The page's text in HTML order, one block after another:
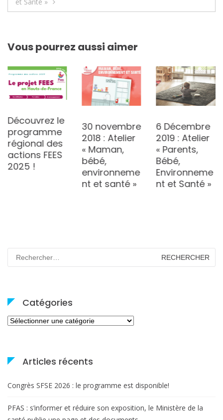
l’article
Vous pourrez aussi aimer
Découvrez le
programme
régional des
actions FEES
2025 !
30 novembre
2018 : Atelier
« Maman,
bébé,
environneme
nt et santé »
6 Décembre
2019 : Atelier
« Parents,
Bébé,
Environneme
nt et Santé »
Catégories
Catégories
Articles récents
Congrès SFSE 2026 : le programme est disponible!
PFAS : s’informer et réduire son exposition, le Ministère de la